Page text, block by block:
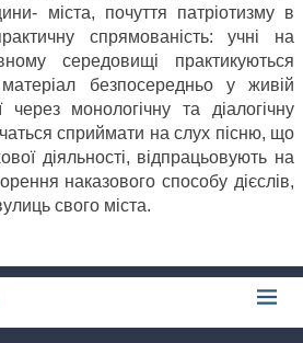
міста, почуття патріотизму в
спрямованість: учні на
середовищі практикуються
безпосередньо у живій
через монологічну та діалогічну
сприймати на слух пісню, що
діяльності, відпрацьовують на
наказового способу дієслів,
свого міста.